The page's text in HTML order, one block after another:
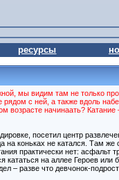
ресурсы
мы видим там не только
с ней, а также вдоль
начинаать?
посетил центр
коньках не катался. Там же
практически нет: асфальт
на аллее Героев
– разве что девчонок-